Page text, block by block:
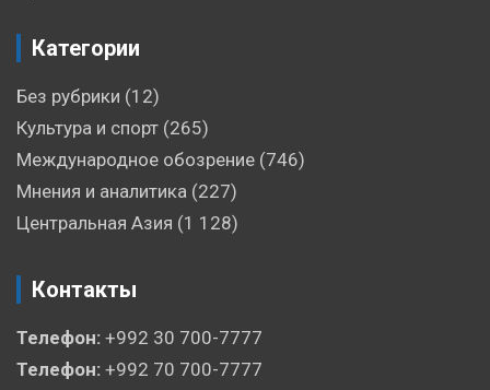
Категории
Без рубрики (12)
Культура и спорт (265)
Международное обозрение (746)
Мнения и аналитика (227)
Центральная Азия (1 128)
Контакты
Телефон: +992 30 700-7777
Телефон: +992 70 700-7777